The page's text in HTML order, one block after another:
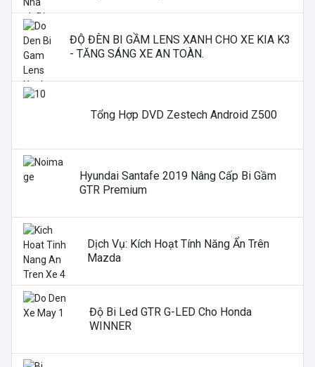
ĐỘ ĐÈN BI GẦM LENS XANH CHO XE KIA K3
- TĂNG SÁNG XE AN TOÀN.
Tổng Hợp DVD Zestech Android Z500
Hyundai Santafe 2019 Nâng Cấp Bi Gầm
GTR Premium
Dịch Vụ: Kích Hoạt Tính Năng Ẩn Trên
Mazda
Độ Bi Led GTR G-LED Cho Honda
WINNER